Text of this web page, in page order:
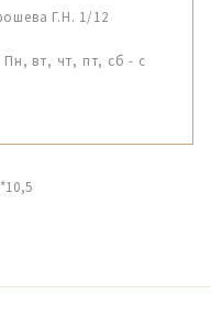
Г.Н. 1/12
Пн, вт, чт, пт, сб - с